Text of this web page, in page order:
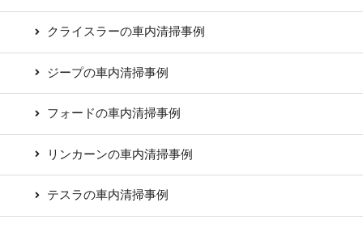
クライスラーの車内清掃事例
ジープの車内清掃事例
フォードの車内清掃事例
リンカーンの車内清掃事例
テスラの車内清掃事例